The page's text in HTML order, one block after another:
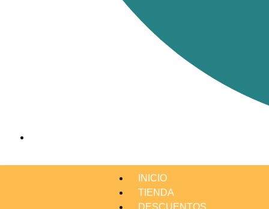
INICIO
TIENDA
DESCUENTOS